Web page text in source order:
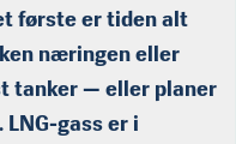
første er tiden alt
næringen eller
tanker — eller planer
gass er i